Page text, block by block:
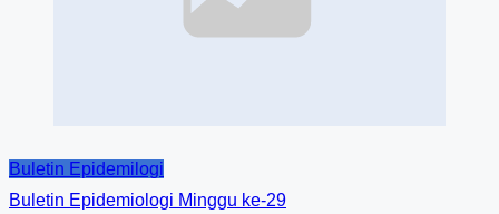
Buletin Epidemilogi
Buletin Epidemiologi Minggu ke-29